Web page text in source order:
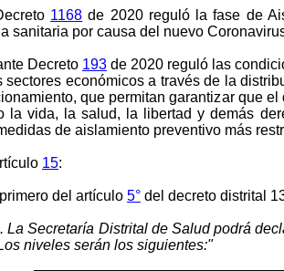
1168 de 2020 reguló la fase de
sanitaria por causa del nuevo
Decreto 193 de 2020 reguló las
económicos a través de la
que permitan garantizar que
la vida, la salud, la libertad y demás
de aislamiento preventivo más
15:
del artículo 5° del decreto distrital
Secretaría Distrital de Salud podrá
niveles serán los siguientes:"